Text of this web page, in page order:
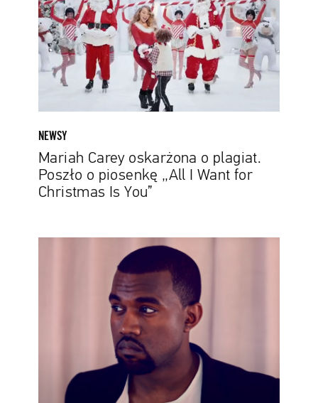
plagiat.
Poszło
o
piosenkę
Want
for
Is
You”
NEWSY
Mariah Carey oskarżona o plagiat.
Poszło o piosenkę „All I Want for
Christmas Is You”